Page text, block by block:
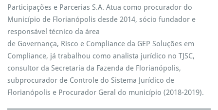
Participações e Parcerias S.A. Atua como procurador do
Município de Florianópolis desde 2014, sócio fundador e
responsável técnico da área
de Governança, Risco e Compliance da GEP Soluções em
Compliance, já trabalhou como analista jurídico no TJSC,
consultor da Secretaria da Fazenda de Florianópolis,
subprocurador de Controle do Sistema Jurídico de
Florianópolis e Procurador Geral do município (2018-2019).